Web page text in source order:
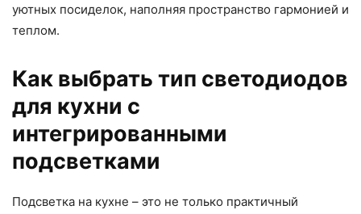
уютных посиделок, наполняя пространство гармонией и
теплом.
Как выбрать тип светодиодов
для кухни с
интегрированными
подсветками
Подсветка на кухне – это не только практичный